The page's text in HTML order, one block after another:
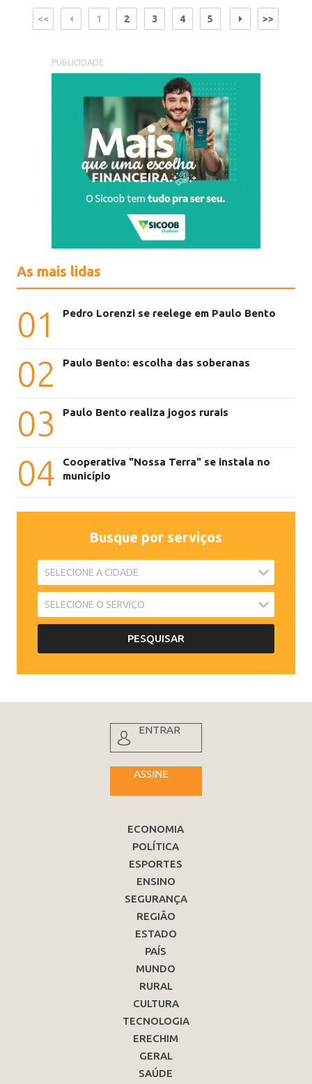
<< 1 2 3 4 5 >>
PUBLICIDADE
As mais lidas
01 Pedro Lorenzi se reelege em Paulo Bento
02 Paulo Bento: escolha das soberanas
03 Paulo Bento realiza jogos rurais
04
Cooperativa "Nossa Terra" se instala no
município
Busque por serviços
ENTRAR
ASSINE
ECONOMIA
POLÍTICA
ESPORTES
ENSINO
SEGURANÇA
REGIÃO
ESTADO
PAÍS
MUNDO
RURAL
CULTURA
TECNOLOGIA
ERECHIM
GERAL
SAÚDE